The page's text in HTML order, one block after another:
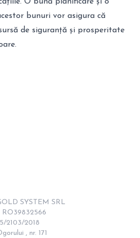
O bună planificare și o
bunuri vor asigura că
de siguranță și prosperitate
SYSTEM SRL
RO39832566
2103/2018
, nr. 171